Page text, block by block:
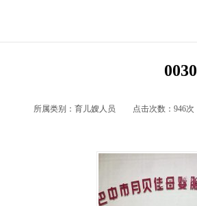
0030
所属类别： 育儿嫂人员 点击次数：946次